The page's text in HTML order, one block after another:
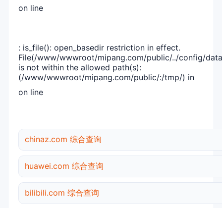
on line
: is_file(): open_basedir restriction in effect.
File(/www/wwwroot/mipang.com/public/../config/
is not within the allowed path(s):
(/www/wwwroot/mipang.com/public/:/tmp/) in
on line
chinaz.com 综合查询
huawei.com 综合查询
bilibili.com 综合查询